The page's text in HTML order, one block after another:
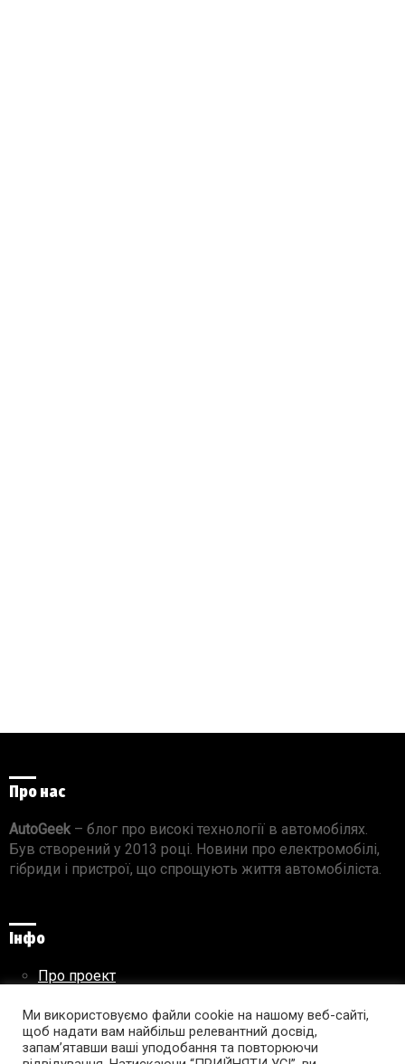
Про нас
AutoGeek– блог про високі технології в автомобілях.
Був створений у 2013 році. Новини про електромобілі,
гібриди і пристрої, що спрощують життя автомобіліста.
Інфо
Про проект
Правила використання матеріалів
Ми використовуємо файли cookie на нашому веб-сайті,
щоб надати вам найбільш релевантний досвід,
запам’ятавши ваші уподобання та повторюючи